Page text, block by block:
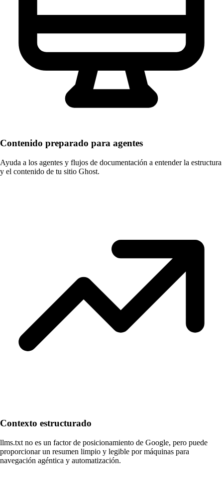
Contenido preparado para agentes
Ayuda a los agentes y flujos de documentación a entender la estructura
y el contenido de tu sitio Ghost.
Contexto estructurado
llms.txt no es un factor de posicionamiento de Google, pero puede
proporcionar un resumen limpio y legible por máquinas para
navegación agéntica y automatización.